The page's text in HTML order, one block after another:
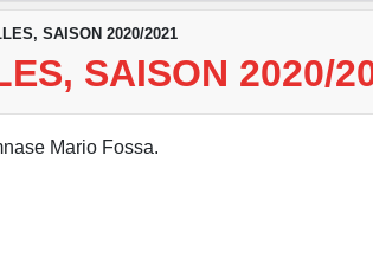
SAISON 2020/2021
SAISON 2020/
Mario Fossa.